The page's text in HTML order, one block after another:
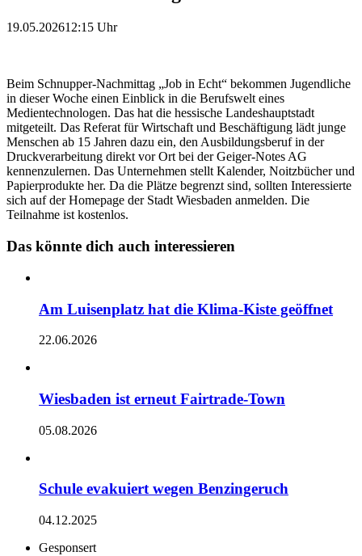
19.05.202612:15 Uhr
Beim Schnupper-Nachmittag „Job in Echt“ bekommen Jugendliche
in dieser Woche einen Einblick in die Berufswelt eines
Medientechnologen. Das hat die hessische Landeshauptstadt
mitgeteilt. Das Referat für Wirtschaft und Beschäftigung lädt junge
Menschen ab 15 Jahren dazu ein, den Ausbildungsberuf in der
Druckverarbeitung direkt vor Ort bei der Geiger-Notes AG
kennenzulernen. Das Unternehmen stellt Kalender, Noitzbücher und
Papierprodukte her. Da die Plätze begrenzt sind, sollten Interessierte
sich auf der Homepage der Stadt Wiesbaden anmelden. Die
Teilnahme ist kostenlos.
Das könnte dich auch interessieren
Am Luisenplatz hat die Klima-Kiste geöffnet
22.06.2026
Wiesbaden ist erneut Fairtrade-Town
05.08.2026
Schule evakuiert wegen Benzingeruch
04.12.2025
Gesponsert